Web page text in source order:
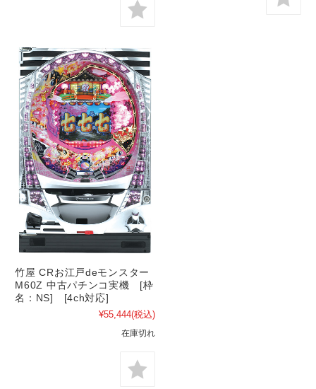
竹屋 CRお江戸deモンスター
M60Z 中古パチンコ実機 [枠
名：NS] [4ch対応]
¥55,444(税込)
在庫切れ